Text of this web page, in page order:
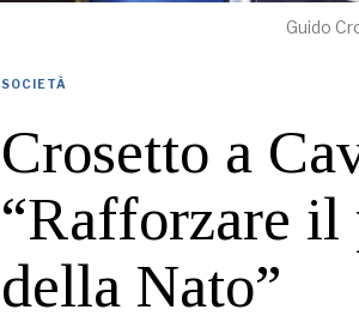
Guido
SOCIETÀ
Crosetto a
“Rafforzare il
della Nato”